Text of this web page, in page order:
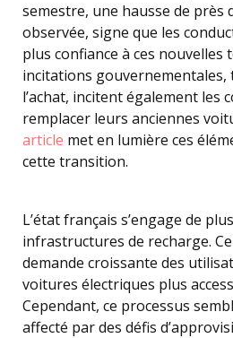
semestre, une hausse de près
observée, signe que les
plus confiance à ces nouvelles
incitations gouvernementales,
l’achat, incitent également les
remplacer leurs anciennes
article met en lumière ces
cette transition.
L’état français s’engage de
infrastructures de recharge.
demande croissante des
voitures électriques plus
Cependant, ce processus
affecté par des défis